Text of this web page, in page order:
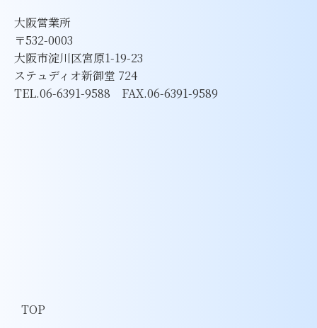
大阪営業所
〒532-0003
大阪市淀川区宮原1-19-23
ステュディオ新御堂 724
TEL.06-6391-9588 FAX.06-6391-9589
TOP